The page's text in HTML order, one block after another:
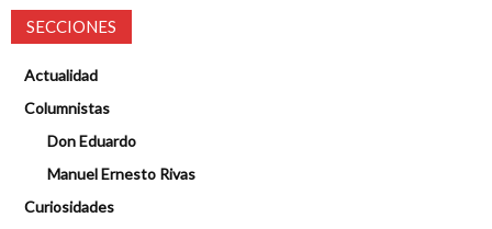
SECCIONES
Actualidad
Columnistas
Don Eduardo
Manuel Ernesto Rivas
Curiosidades